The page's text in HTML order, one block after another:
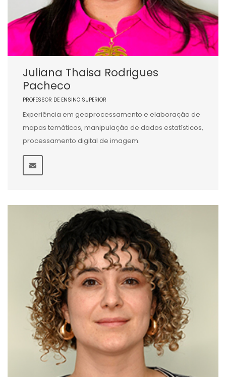
Juliana Thaisa Rodrigues
Pacheco
PROFESSOR DE ENSINO SUPERIOR
Experiência em geoprocessamento e elaboração de
mapas temáticos, manipulação de dados estatísticos,
processamento digital de imagem.